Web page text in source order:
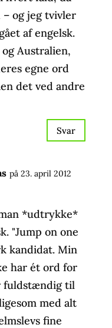
– og jeg tvivler
af engelsk.
Australien,
egne ord
det ved andre
Svar
på 23. april 2012
*udtrykke*
"Jump on one
kandidat. Min
har ét ord for
fuldstændig til
med alt
fine